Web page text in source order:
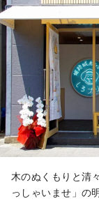
木のぬくもりと清
っしゃいませ」の